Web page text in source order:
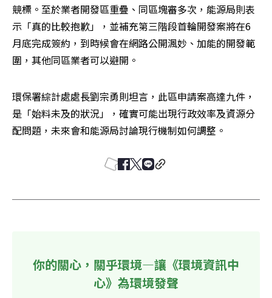
競標。至於業者開發區重疊、同區塊審多次，能源局則表
示「真的比較抱歉」，並補充第三階段首輪開發案將在6
月底完成簽約，到時候會在網路公開渢妙、加能的開發範
圍，其他同區業者可以避開。
環保署綜計處處長劉宗勇則坦言，此區申請案高達九件，
是「始料未及的狀況」，確實可能出現行政效率及資源分
配問題，未來會和能源局討論現行機制如何調整。
你的關心，關乎環境—讓《環境資訊中
心》為環境發聲